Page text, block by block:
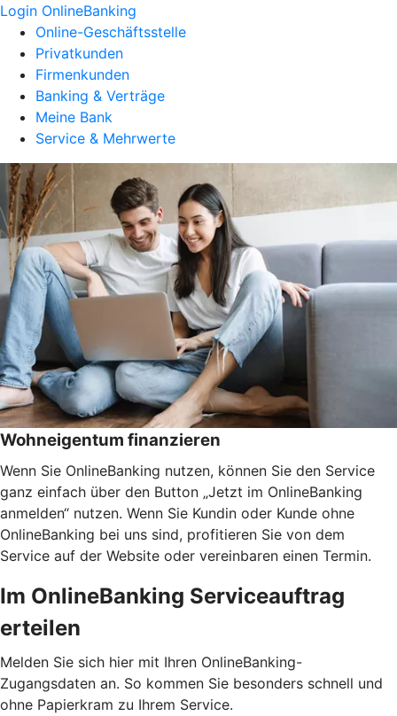
Login OnlineBanking
Online-Geschäftsstelle
Privatkunden
Firmenkunden
Banking & Verträge
Meine Bank
Service & Mehrwerte
Wohneigentum finanzieren
Wenn Sie OnlineBanking nutzen, können Sie den Service
ganz einfach über den Button „Jetzt im OnlineBanking
anmelden“ nutzen. Wenn Sie Kundin oder Kunde ohne
OnlineBanking bei uns sind, profitieren Sie von dem
Service auf der Website oder vereinbaren einen Termin.
Im OnlineBanking Serviceauftrag
erteilen
Melden Sie sich hier mit Ihren OnlineBanking-
Zugangsdaten an. So kommen Sie besonders schnell und
ohne Papierkram zu Ihrem Service.